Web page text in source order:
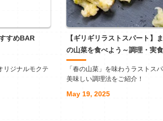
すめBAR
リジナルモクテ
【ギリギリラストスパート】
の山菜を食べよう～調理・実
「春の山菜」を味わうラストス
美味しい調理法をご紹介！
May 19, 2025